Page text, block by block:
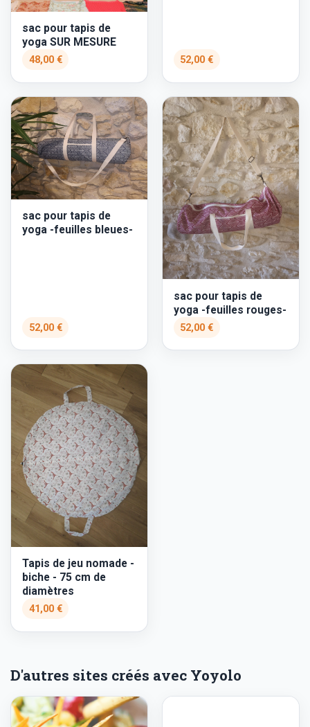
sac pour tapis de
yoga SUR MESURE
48,00 € 52,00 €
sac pour tapis de
yoga -feuilles bleues-
52,00 €
sac pour tapis de
yoga -feuilles rouges-
52,00 €
Tapis de jeu nomade -
biche - 75 cm de
diamètres
41,00 €
D'autres sites créés avec Yoyolo